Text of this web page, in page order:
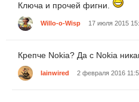
Ключа и прочей фигни.
Willo-o-Wisp 17 июля 2015
Крепче Nokia? Да с Nokia
lainwired 2 февраля 2016